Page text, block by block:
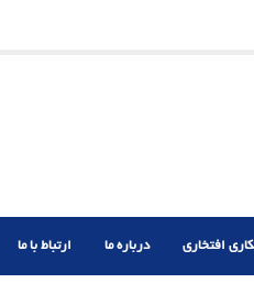
افتخاری درباره ما ارتباط با ما